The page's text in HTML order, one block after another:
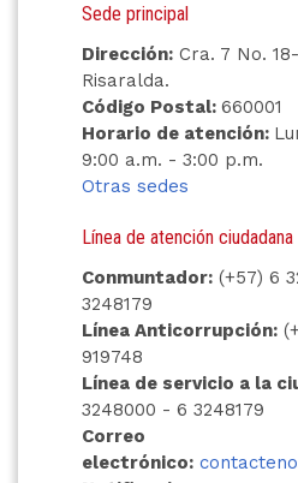
Sede principal
Dirección:Cra. 7 No.
Risaralda.
Código Postal: 660001
Horario de atención:
9:00 a.m. - 3:00 p.m.
Otras sedes
Línea de atención ciudadana
Conmuntador:(+57) 6
3248179
Línea Anticorrupción:
919748
Línea de servicio a la
3248000 - 6 3248179
Correo
electrónico: